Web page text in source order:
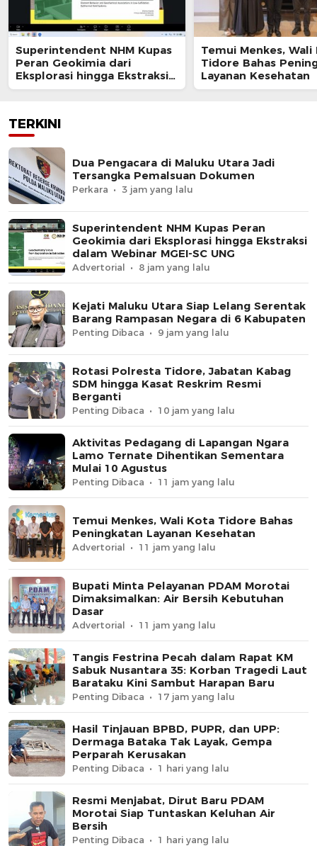
Superintendent NHM Kupas
Peran Geokimia dari
Eksplorasi hingga Ekstraksi
dalam Webinar MGEI-SC UNG
Temui Menkes, Wali
Tidore Bahas
Layanan Kesehatan
TERKINI
Dua Pengacara di Maluku Utara Jadi
Tersangka Pemalsuan Dokumen
Perkara 3 jam yang lalu
Superintendent NHM Kupas Peran
Geokimia dari Eksplorasi hingga Ekstraksi
dalam Webinar MGEI-SC UNG
Advertorial 8 jam yang lalu
Kejati Maluku Utara Siap Lelang Serentak
Barang Rampasan Negara di 6 Kabupaten
Penting Dibaca 9 jam yang lalu
Rotasi Polresta Tidore, Jabatan Kabag
SDM hingga Kasat Reskrim Resmi
Berganti
Penting Dibaca 10 jam yang lalu
Aktivitas Pedagang di Lapangan Ngara
Lamo Ternate Dihentikan Sementara
Mulai 10 Agustus
Penting Dibaca 11 jam yang lalu
Temui Menkes, Wali Kota Tidore Bahas
Peningkatan Layanan Kesehatan
Advertorial 11 jam yang lalu
Bupati Minta Pelayanan PDAM Morotai
Dimaksimalkan: Air Bersih Kebutuhan
Dasar
Advertorial 11 jam yang lalu
Tangis Festrina Pecah dalam Rapat KM
Sabuk Nusantara 35: Korban Tragedi Laut
Barataku Kini Sambut Harapan Baru
Penting Dibaca 17 jam yang lalu
Hasil Tinjauan BPBD, PUPR, dan UPP:
Dermaga Bataka Tak Layak, Gempa
Perparah Kerusakan
Penting Dibaca 1 hari yang lalu
Resmi Menjabat, Dirut Baru PDAM
Morotai Siap Tuntaskan Keluhan Air
Bersih
Penting Dibaca 1 hari yang lalu